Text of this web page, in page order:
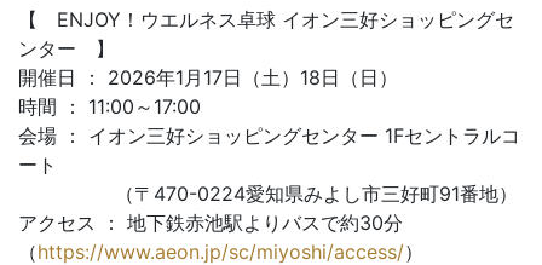
【 ENJOY！ウエルネス卓球 イオン三好ショッピングセ
ンター 】
開催日 ： 2026年1月17日（土）18日（日）
時間 ： 11:00～17:00
会場 ： イオン三好ショッピングセンター 1Fセントラルコ
ート
（〒470-0224愛知県みよし市三好町91番地）
アクセス ： 地下鉄赤池駅よりバスで約30分
（https://www.aeon.jp/sc/miyoshi/access/）